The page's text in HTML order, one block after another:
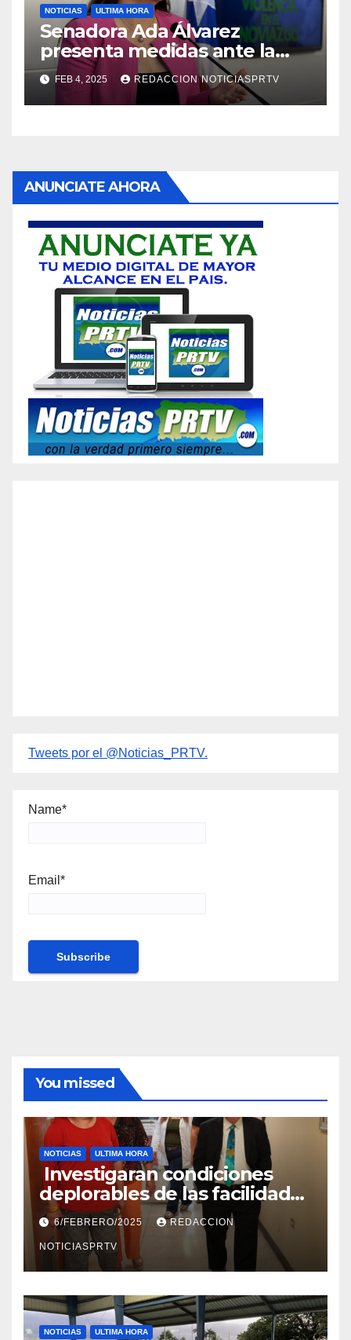
NOTICIAS ULTIMA HORA
Senadora Ada Álvarez
presenta medidas ante la
violencia en el noviazgo
FEB 4, 2025 REDACCION NOTICIASPRTV
ANUNCIATE AHORA
Tweets por el @Noticias_PRTV.
Name*
Email*
You missed
NOTICIAS ULTIMA HORA
Investigaran condiciones
deplorables de las facilidades
el Departamento de la Salud
en Mayagüez
6/FEBRERO/2025 REDACCION
NOTICIASPRTV
NOTICIAS ULTIMA HORA